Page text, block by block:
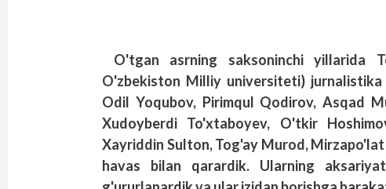
O'tgan asrning saksoninchi yillarida
O'zbekiston Milliy universiteti)
Odil Yoqubov, Pirimqul Qodirov, Asqad
Xudoyberdi To'xtaboyev, O'tkir
Xayriddin Sulton, Tog'ay Murod,
havas bilan qarardik. Ularning